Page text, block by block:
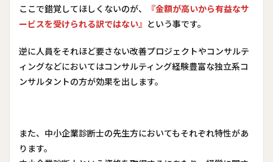
ここで錯覚してほしくないのが、
『金額が高いから有益なサ
ービスを受けられる訳ではない』 という事です。
逆に人員をそれほど要さない改善プロジェクトやコンサルテ
ィングなどにおいてはコンサルティング経験豊富な独立系コ
ンサルタントの方が効果を出します。
また、中小企業診断士の先生方においてもそれぞれ特性があ
ります。